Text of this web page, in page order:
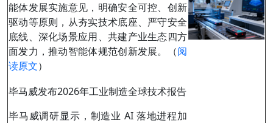
能体发展实施意见，明确安全可控、创新
驱动等原则，从夯实技术底座、严守安全
底线、深化场景应用、共建产业生态四方
面发力，推动智能体规范创新发展。（阅
读原文）
毕马威发布2026年工业制造全球技术报告
毕马威调研显示，制造业 AI 落地进程加